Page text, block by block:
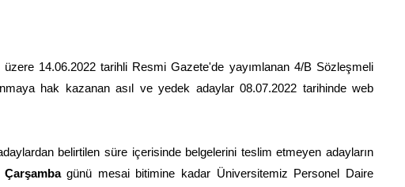
14.06.2022 tarihli Resmi Gazete'de yayımlanan 4/B Sözleşmeli
hak kazanan asıl ve yedek adaylar 08.07.2022 tarihinde web
belirtilen süre içerisinde belgelerini teslim etmeyen adayların
günü mesai bitimine kadar Üniversitemiz Personel Daire